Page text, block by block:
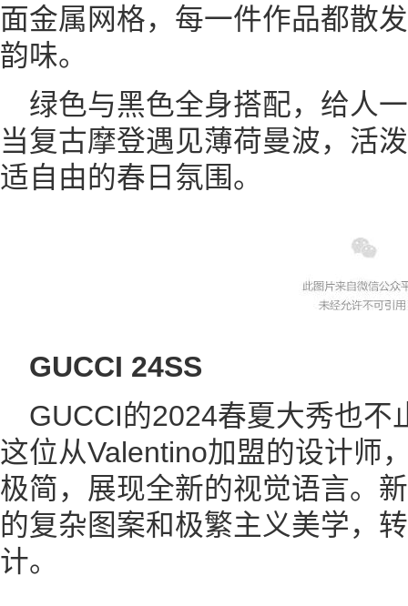
面金属网格，每一件作品都散
韵味。
绿色与黑色全身搭配，给人
当复古摩登遇见薄荷曼波，活
适自由的春日氛围。
GUCCI 24SS
GUCCI的2024春夏大秀也不
这位从Valentino加盟的设计师
极简，展现全新的视觉语言。
的复杂图案和极繁主义美学，
计。